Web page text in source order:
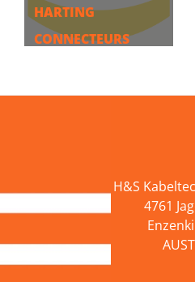
HARTING
CONNECTEURS
H&S
4761